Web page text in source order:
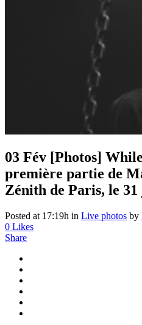
03 Fév [Photos]
première partie de
Zénith de Paris, le
Posted at 17:19h in Live photos by
0 Likes
Share